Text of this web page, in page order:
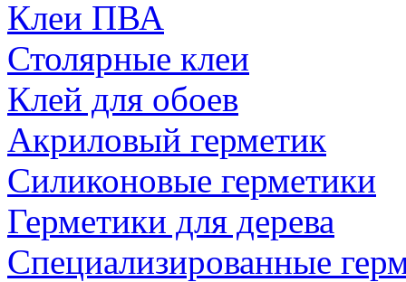
Клеи ПВА
Столярные клеи
Клей для обоев
Акриловый герметик
Силиконовые герметики
Герметики для дерева
Специализированные